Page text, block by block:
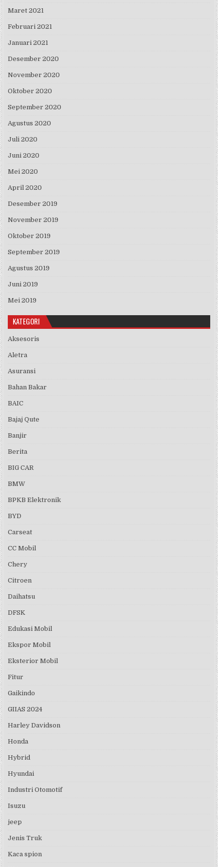
Maret 2021
Februari 2021
Januari 2021
Desember 2020
November 2020
Oktober 2020
September 2020
Agustus 2020
Juli 2020
Juni 2020
Mei 2020
April 2020
Desember 2019
November 2019
Oktober 2019
September 2019
Agustus 2019
Juni 2019
Mei 2019
KATEGORI
Aksesoris
Aletra
Asuransi
Bahan Bakar
BAIC
Bajaj Qute
Banjir
Berita
BIG CAR
BMW
BPKB Elektronik
BYD
Carseat
CC Mobil
Chery
Citroen
Daihatsu
DFSK
Edukasi Mobil
Ekspor Mobil
Eksterior Mobil
Fitur
Gaikindo
GIIAS 2024
Harley Davidson
Honda
Hybrid
Hyundai
Industri Otomotif
Isuzu
jeep
Jenis Truk
Kaca spion